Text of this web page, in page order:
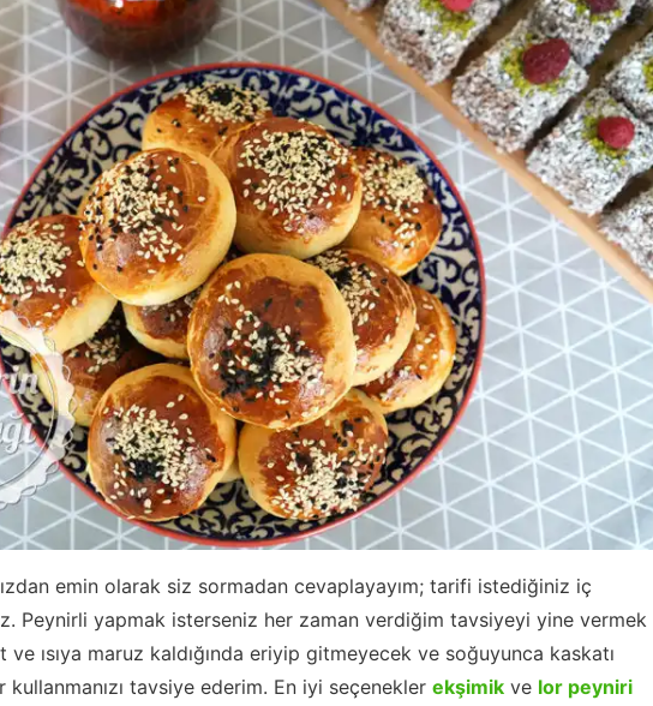
emin olarak siz sormadan cevaplayayım; tarifi istediğiniz iç
Peynirli yapmak isterseniz her zaman verdiğim tavsiyeyi yine vermek
ve ısıya maruz kaldığında eriyip gitmeyecek ve soğuyunca kaskatı
tavsiye ederim. En iyi seçenekler ekşimik ve lor peyniri